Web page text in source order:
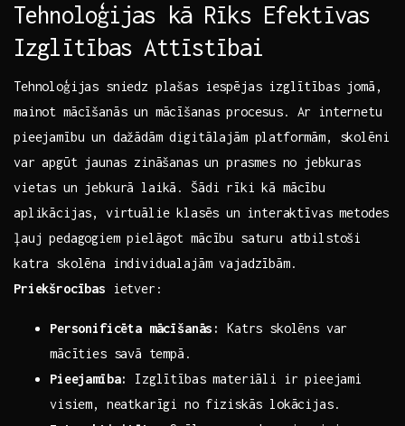
Tehnoloģijas kā Rīks Efektīvas
Izglītības Attīstībai
Tehnoloģijas sniedz plašas iespējas⁢ izglītības jomā,
mainot mācīšanās un mācīšanas procesus. Ar internetu
pieejamību un dažādām​ digitālajām platformām,‌ skolēni⁤
var⁣ apgūt jaunas zināšanas⁣ un prasmes no jebkuras
vietas un jebkurā laikā. Šādi rīki kā mācību
aplikācijas, virtuālie⁣ klasēs ⁤un interaktīvas ‍metodes
ļauj pedagogiem pielāgot mācību‍ saturu atbilstoši
katra skolēna individualajām vajadzībām.⁤
Priekšrocības ietver:
Personificēta mācīšanās:
Katrs skolēns var
mācīties savā ⁢tempā.
Pieejamība:
Izglītības materiāli ir pieejami
visiem, neatkarīgi no fiziskās lokācijas.